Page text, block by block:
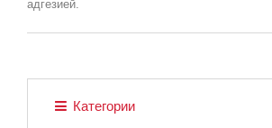
адгезией.
Категории